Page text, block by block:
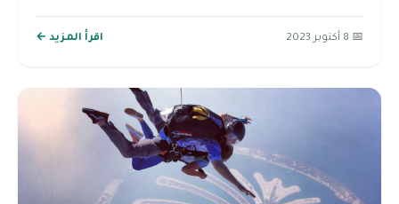
📅 8 أكتوبر 2023 اقرأ المزيد ←